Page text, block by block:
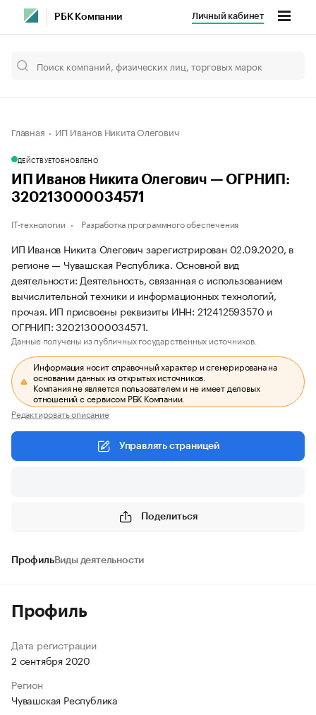
РБК Компании Личный кабинет
Главная ИП Иванов Никита Олегович
ДЕЙСТВУЕТОБНОВЛЕНО
ИП Иванов Никита Олегович — ОГРНИП:
320213000034571
IT-технологии Разработка программного обеспечения
ИП Иванов Никита Олегович зарегистрирован 02.09.2020, в
регионе — Чувашская Республика. Основной вид
деятельности: Деятельность, связанная с использованием
вычислительной техники и информационных технологий,
прочая. ИП присвоены реквизиты ИНН: 212412593570 и
ОГРНИП: 320213000034571.
Данные получены из публичных государственных источников.
Информация носит справочный характер и сгенерирована на
основании данных из открытых источников.
Компания не является пользователем и не имеет деловых
отношений с сервисом РБК Компании.
Редактировать описание
Управлять страницей
Поделиться
ПрофильВиды деятельности
Профиль
Дата регистрации
2 сентября 2020
Регион
Чувашская Республика